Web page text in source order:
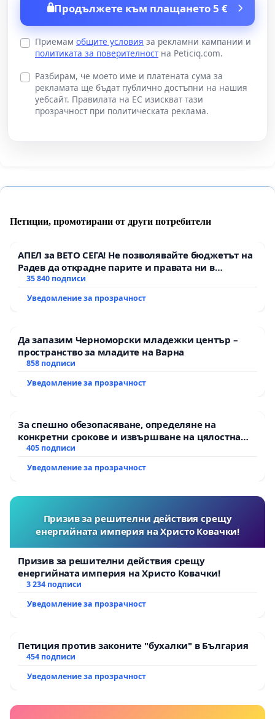
Продължете към плащането 5 €
Приемам общите условия за рекламни кампании и
политиката за поверителностна Peticiq.com.
Разбирам, че моето име и платената сума за
рекламата ще бъдат публично достъпни на нашия
уебсайт. Правилата на ЕС изискват тази
прозрачност при политическата реклама.
Петиции, промотирани от други потребители
АПЕЛ за ВЕТО СЕГА! Не позволявайте бюджетът на
Радев да открадне парите и правата ни в
тъмното
35 840 подписи
Уведомление за прозрачност
Да запазим Черноморски младежки център –
пространство за младите на Варна
858 подписи
Уведомление за прозрачност
За спешно обезопасяване, определяне на
конкретни срокове и извършване на цялостна
рехабилитация на републиканския път между
Мирово - к.к. Момин проход
405 подписи
Уведомление за прозрачност
Призив за решителни действия срещу
енергийната империя на Христо Ковачки!
Призив за решителни действия срещу
енергийната империя на Христо Ковачки!
3 234 подписи
Уведомление за прозрачност
Петиция против законите "бухалки" в България
454 подписи
Уведомление за прозрачност